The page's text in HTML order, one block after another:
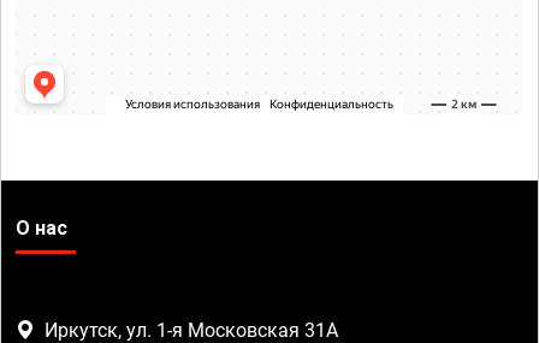
О нас
Иркутск, ул. 1-я Московская 31А